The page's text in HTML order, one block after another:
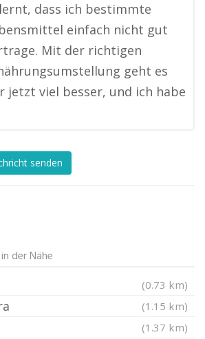
dass ich bestimmte
einfach nicht gut
Mit der richtigen
geht es
jetzt viel besser, und ich habe
senden
der Nähe
(0.73 km)
(1.15 km)
(1.37 km)